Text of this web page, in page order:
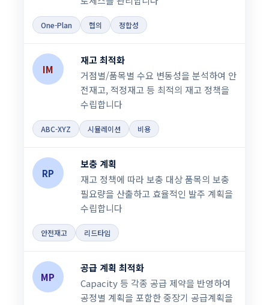
One-Plan 협의 정합성
IM
재고 최적화
거점별/품목별 수요 변동성을 분석하여 안
전재고, 적정재고 등 최적의 재고 정책을
수립합니다
ABC-XYZ 시뮬레이션 비용
RP
보충 계획
재고 정책에 따라 보충 대상 품목의 보충
필요량을 산출하고 효율적인 발주 계획을
수립합니다
안전재고 리드타임
MP
공급 계획 최적화
Capacity 등 각종 공급 제약을 반영하여
공정별 계획을 포함한 중장기 공급계획을